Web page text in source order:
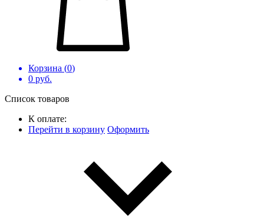
Корзина (0)
0 руб.
Список товаров
К оплате:
Перейти в корзину Оформить